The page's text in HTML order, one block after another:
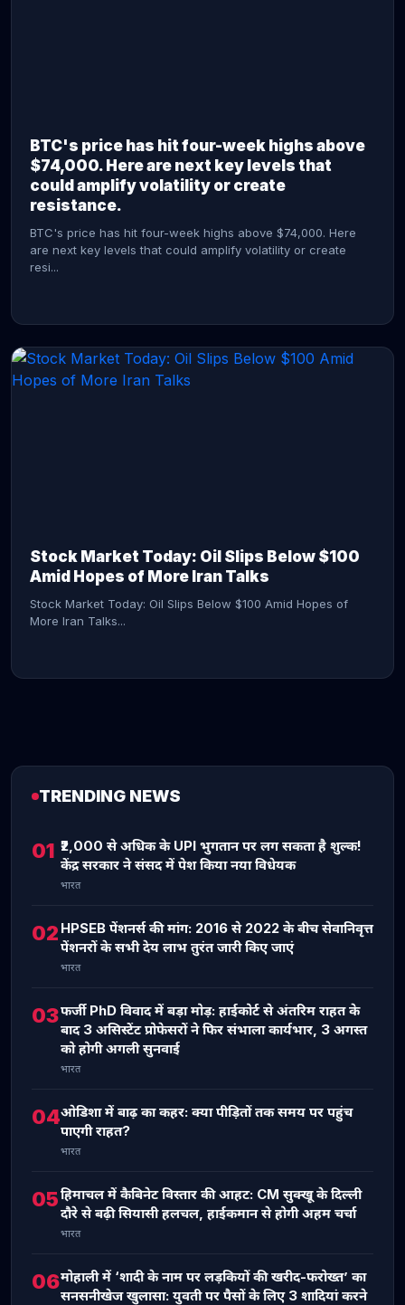
BTC's price has hit four-week highs above
$74,000. Here are next key levels that
could amplify volatility or create
resistance.
BTC's price has hit four-week highs above $74,000. Here
are next key levels that could amplify volatility or create
resi...
Stock Market Today: Oil Slips Below $100
Amid Hopes of More Iran Talks
Stock Market Today: Oil Slips Below $100 Amid Hopes of
More Iran Talks...
TRENDING NEWS
01 ₹2,000 से अधिक के UPI भुगतान पर लग सकता है शुल्क!
केंद्र सरकार ने संसद में पेश किया नया विधेयक
भारत
02 HPSEB पेंशनर्स की मांग: 2016 से 2022 के बीच सेवानिवृत्त
पेंशनरों के सभी देय लाभ तुरंत जारी किए जाएं
भारत
03फर्जी PhD विवाद में बड़ा मोड़: हाईकोर्ट से अंतरिम राहत के
बाद 3 असिस्टेंट प्रोफेसरों ने फिर संभाला कार्यभार, 3 अगस्त
को होगी अगली सुनवाई
भारत
04ओडिशा में बाढ़ का कहर: क्या पीड़ितों तक समय पर पहुंच
पाएगी राहत?
भारत
05हिमाचल में कैबिनेट विस्तार की आहट: CM सुक्खू के दिल्ली
दौरे से बढ़ी सियासी हलचल, हाईकमान से होगी अहम चर्चा
भारत
06मोहाली में ‘शादी के नाम पर लड़कियों की खरीद-फरोख्त’ का
सनसनीखेज खुलासा: युवती पर पैसों के लिए 3 शादियां करने